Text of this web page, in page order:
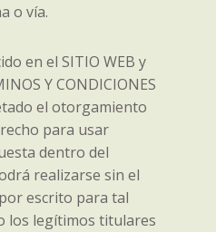
o vía.
en el SITIO WEB y
Y CONDICIONES
el otorgamiento
para usar
dentro del
realizarse sin el
escrito para tal
los legítimos titulares